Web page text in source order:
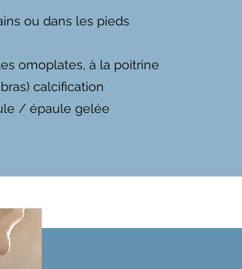
ou dans les pieds
omoplates, à la poitrine
calcification
/ épaule gelée